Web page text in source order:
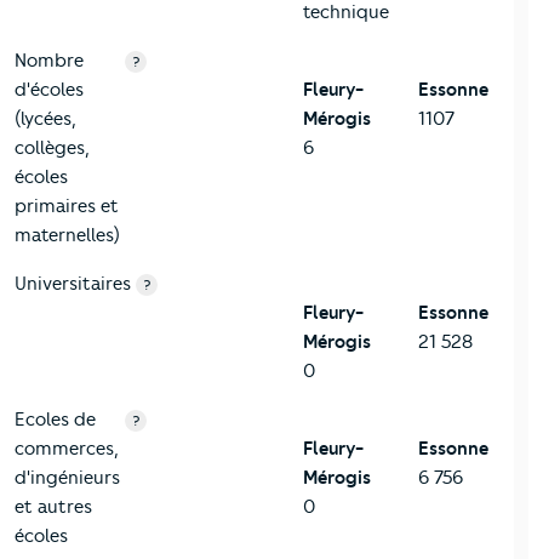
technique
Nombre
d'écoles
(lycées,
collèges,
écoles
primaires et
maternelles)
?
Fleury-
Mérogis
6
Essonne
1107
Universitaires ?
Fleury-
Mérogis
0
Essonne
21 528
Ecoles de
commerces,
d'ingénieurs
et autres
écoles
?
Fleury-
Mérogis
0
Essonne
6 756